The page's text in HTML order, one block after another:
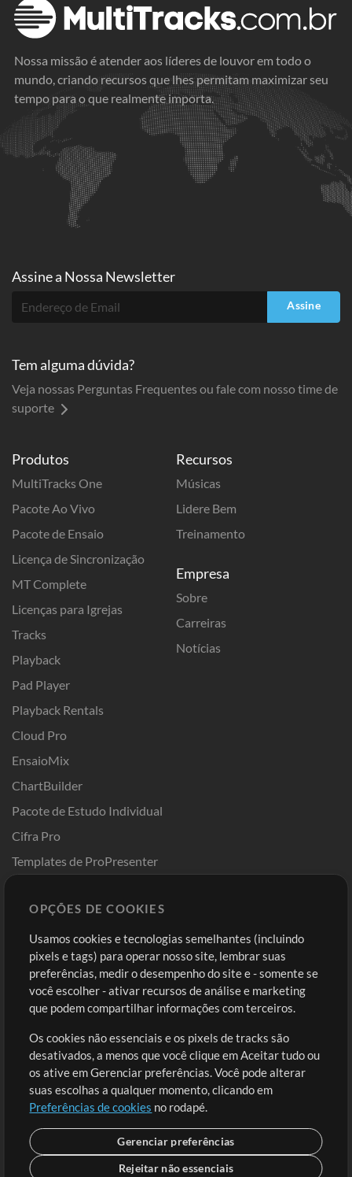
Nossa missão é atender aos líderes de louvor em todo o
mundo, criando recursos que lhes permitam maximizar seu
tempo para o que realmente importa.
Produtos
MultiTracks One
Pacote Ao Vivo
Pacote de Ensaio
Licença de Sincronização
MT Complete
Licenças para Igrejas
Tracks
Playback
Pad Player
Playback Rentals
Cloud Pro
EnsaioMix
ChartBuilder
Pacote de Estudo Individual
Cifra Pro
Templates de ProPresenter
Recursos
Músicas
Lidere Bem
Treinamento
Empresa
Sobre
Carreiras
Notícias
Comprar Créditos
Conteúdo Grátis
Solicite uma Música
Extras
Sessões
Envie seu conteúdo
Playlist
MT Conference
Entre
Cadastre-se
Ir ao carrinho
Assine a Nossa Newsletter
Assine
Tem alguma dúvida?
Veja nossas Perguntas Frequentes ou fale com nosso time de
suporte
OPÇÕES DE COOKIES
Usamos cookies e tecnologias semelhantes (incluindo
pixels e tags) para operar nosso site, lembrar suas
preferências, medir o desempenho do site e - somente se
você escolher - ativar recursos de análise e marketing
que podem compartilhar informações com terceiros.
Os cookies não essenciais e os pixels de tracks são
desativados, a menos que você clique em Aceitar tudo ou
os ative em Gerenciar preferências. Você pode alterar
suas escolhas a qualquer momento, clicando em
Preferências de cookies no rodapé.
Gerenciar preferências
Rejeitar não essenciais